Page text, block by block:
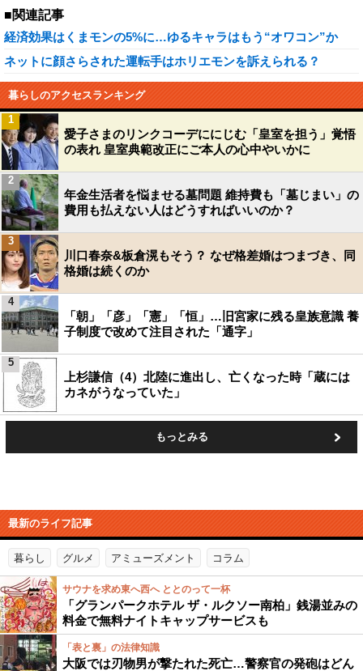
■関連記事
経済効果はくまモンの5%に…ゆるキャラはもう“オワコン”か
ネットに顔さらされた運転手はホリエモンを訴えられる？
暮らしのアクセスランキング
愛子さまのリンクコーデににじむ「皇室を担う」覚悟
の表れ 皇室典範改正にご本人の心中やいかに
1
年金生活者を悩ませる墓問題 維持費も「墓じまい」の
費用も払えない人はどうすればいいのか？
2
川口春奈&板倉滉もそう？ なぜ格差婚はつまづき、同
格婚は続くのか
3
「朝」「彦」「憲」「恒」…旧宮家に残る皇族意識 養
子制度で改めて注目された「通字」
4
上杉謙信（4）北陸に進出し、亡くなった時「蔵には
カネがうなっていた」
5
もっとみる
最新のライフ記事
暮らし グルメ アミューズメント コラム
サウナを求め東へ西へ ととのって一杯
「グランパークホテル ザ・ルクソー南柏」銭湯並みの
料金で無料ナイトキャップサービスも
「表と裏」の法律知識
大阪では刃物男が撃たれた死亡…警察官の発砲はどん